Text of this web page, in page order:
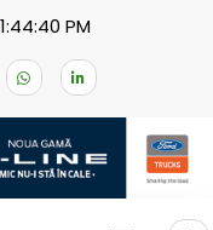
1:44:40 PM